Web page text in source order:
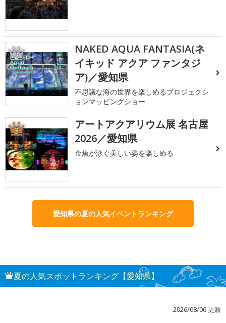
2
NAKED AQUA FANTASIA(ネ
イキッド アクア ファンタジ
ア)／愛知県
不思議な海の世界を楽しめるプロジェクシ
ョンマッピングショー
3
アートアクアリウム展 名古屋
2026／愛知県
金魚が泳ぐ美しい姿を楽しめる
愛知県の夏の人気イベントランキング
夏の人気スポットランキング【愛知県】
2026/08/06 更新